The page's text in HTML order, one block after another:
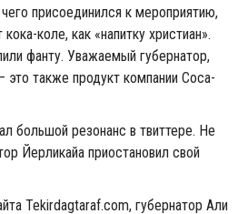
присоединился к мероприятию,
коле, как «напитку христиан».
фанту. Уважаемый губернатор,
это также продукт компании Coca-
большой резонанс в твиттере. Не
Йерликайа приостановил свой
Tekirdagtaraf.com, губернатор Али